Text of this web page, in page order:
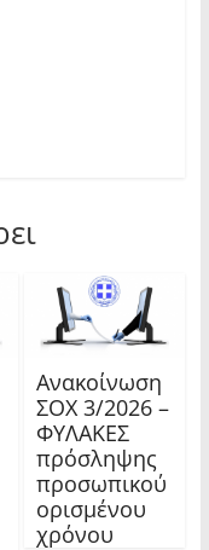
Ανακοίνωση
ΣΟΧ 3/2026 –
ΦΥΛΑΚΕΣ
πρόσληψης
προσωπικού
ορισμένου
χρόνου